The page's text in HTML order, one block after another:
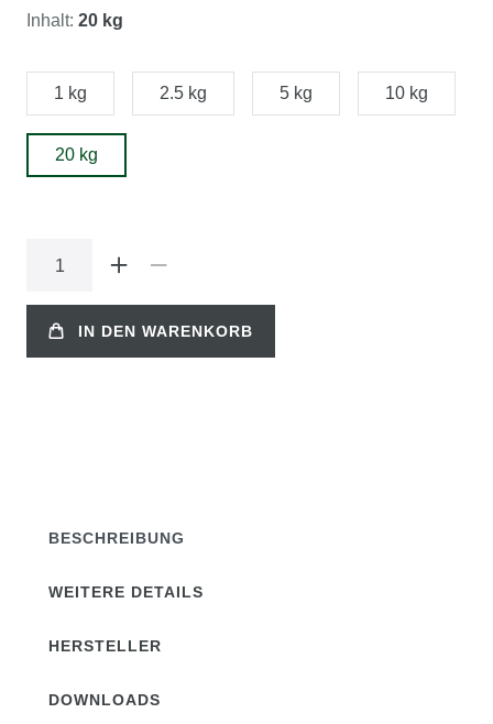
Inhalt: 20 kg
1 kg 2.5 kg 5 kg 10 kg
20 kg
IN DEN WARENKORB
BESCHREIBUNG
WEITERE DETAILS
HERSTELLER
DOWNLOADS